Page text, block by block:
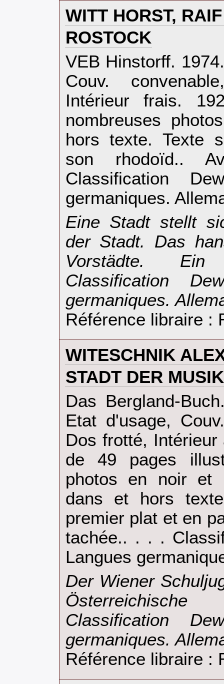
‎WITT HORST,
‎ROSTOCK‎
‎VEB Hinstorff.
Couv.
Intérieur frais.
nombreuses
hors texte. Texte
son rhodoïd..
Classification
germaniques.
‎Eine Stadt stellt
der Stadt. Das
Vorstädte.
Classification
germaniques.
Référence libraire :
‎WITESCHNIK
‎STADT DER MUSIK‎
‎Das Bergland-
Etat d'usage,
Dos frotté,
de 49 pages
photos en noir et
dans et hors
premier plat et en
tachée.. . . .
Langues
‎Der Wiener
Classification
germaniques.
Référence libraire :